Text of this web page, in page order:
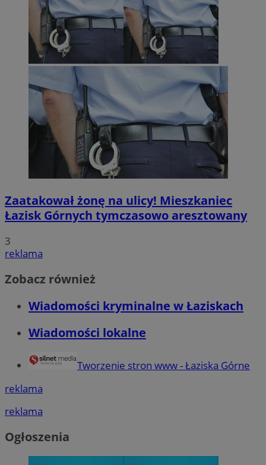
Zaatakował żonę na ulicy! Mieszkaniec
Łazisk Górnych tymczasowo aresztowany
3
reklama
Zobacz również
Wiadomości kryminalne w Łaziskach
Wiadomości lokalne
Tworzenie stron www - Łaziska Górne
reklama
reklama
Ogłoszenia